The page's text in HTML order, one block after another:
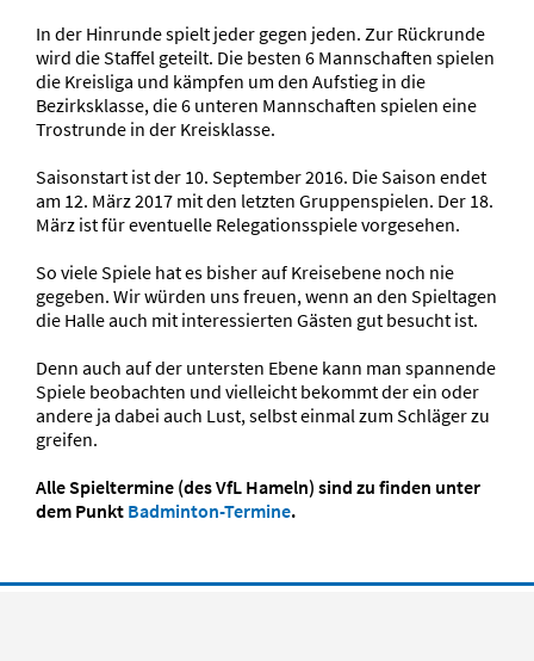
In der Hinrunde spielt jeder gegen jeden. Zur Rückrunde
wird die Staffel geteilt. Die besten 6 Mannschaften spielen
die Kreisliga und kämpfen um den Aufstieg in die
Bezirksklasse, die 6 unteren Mannschaften spielen eine
Trostrunde in der Kreisklasse.
Saisonstart ist der 10. September 2016. Die Saison endet
am 12. März 2017 mit den letzten Gruppenspielen. Der 18.
März ist für eventuelle Relegationsspiele vorgesehen.
So viele Spiele hat es bisher auf Kreisebene noch nie
gegeben. Wir würden uns freuen, wenn an den Spieltagen
die Halle auch mit interessierten Gästen gut besucht ist.
Denn auch auf der untersten Ebene kann man spannende
Spiele beobachten und vielleicht bekommt der ein oder
andere ja dabei auch Lust, selbst einmal zum Schläger zu
greifen.
Alle Spieltermine (des VfL Hameln) sind zu finden unter
dem Punkt Badminton-Termine.